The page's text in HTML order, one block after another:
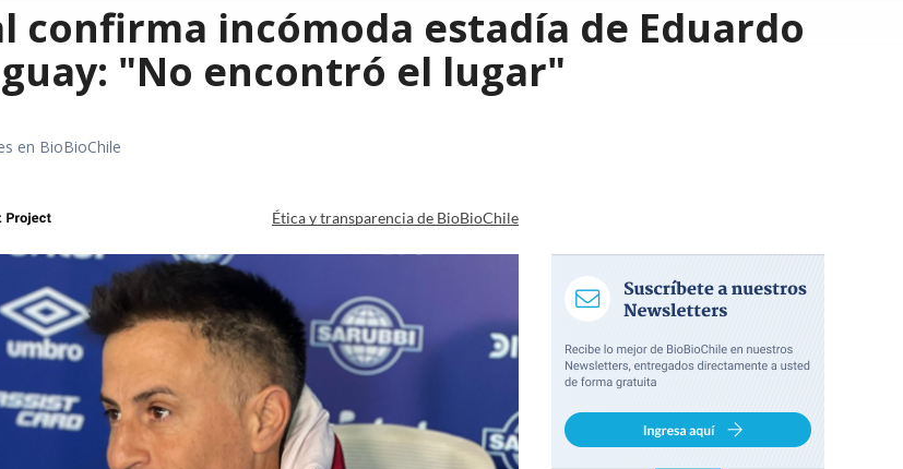
confirma incómoda estadía de Eduardo
"No encontró el lugar"
en BioBioChile
Ética y transparencia de BioBioChile